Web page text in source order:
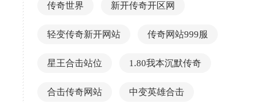
传奇世界 新开传奇开区网
轻变传奇新开网站 传奇网站999服
星王合击站位 1.80我本沉默传奇
合击传奇网站 中变英雄合击